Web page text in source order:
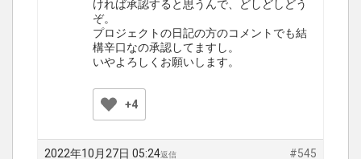
ければ承認すると思うんで、どしどしどう
ぞ。
プロジェクトの日記の方のコメントでも結
構辛口なの承認してますし。
いやよろしくお願いします。
+4
2022年10月27日 05:24 #545
返信